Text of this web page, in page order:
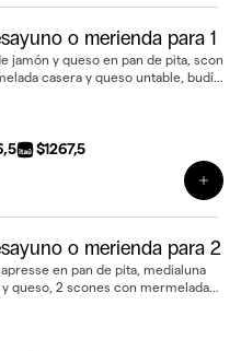
2 brownies con dulce de leche y
natural
o merienda para 1
jamón y queso en pan de pita, scon
casera y queso untable, budín
$1267,5
Ver
o merienda para 2
en pan de pita, medialuna
queso, 2 scones con mermelada